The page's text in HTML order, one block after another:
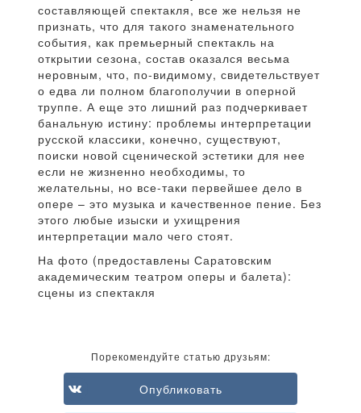
составляющей спектакля, все же нельзя не
признать, что для такого знаменательного
события, как премьерный спектакль на
открытии сезона, состав оказался весьма
неровным, что, по-видимому, свидетельствует
о едва ли полном благополучии в оперной
труппе. А еще это лишний раз подчеркивает
банальную истину: проблемы интерпретации
русской классики, конечно, существуют,
поиски новой сценической эстетики для нее
если не жизненно необходимы, то
желательны, но все-таки первейшее дело в
опере – это музыка и качественное пение. Без
этого любые изыски и ухищрения
интерпретации мало чего стоят.
На фото (предоставлены Саратовским
академическим театром оперы и балета):
сцены из спектакля
Порекомендуйте статью друзьям:
Опубликовать